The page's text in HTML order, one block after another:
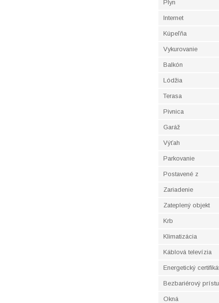
Plyn
Internet
Kúpeľňa
Vykurovanie
Balkón
Lódžia
Terasa
Pivnica
Garáž
Výťah
Parkovanie
Postavené z
Zariadenie
Zateplený objekt
Krb
Klimatizácia
Káblová televízia
Energetický
Bezbariérový
Okná